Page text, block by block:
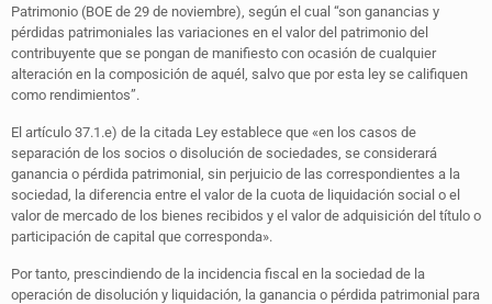
Patrimonio (BOE de 29 de noviembre), según el cual “son ganancias y
pérdidas patrimoniales las variaciones en el valor del patrimonio del
contribuyente que se pongan de manifiesto con ocasión de cualquier
alteración en la composición de aquél, salvo que por esta ley se califiquen
como rendimientos”.
El artículo 37.1.e) de la citada Ley establece que «en los casos de
separación de los socios o disolución de sociedades, se considerará
ganancia o pérdida patrimonial, sin perjuicio de las correspondientes a la
sociedad, la diferencia entre el valor de la cuota de liquidación social o el
valor de mercado de los bienes recibidos y el valor de adquisición del título o
participación de capital que corresponda».
Por tanto, prescindiendo de la incidencia fiscal en la sociedad de la
operación de disolución y liquidación, la ganancia o pérdida patrimonial para